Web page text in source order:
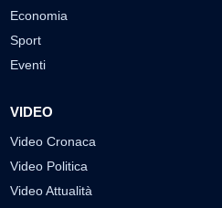
Economia
Sport
Eventi
VIDEO
Video Cronaca
Video Politica
Video Attualità